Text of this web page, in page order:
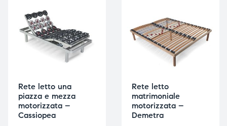
Rete letto una
piazza e mezza
motorizzata –
Cassiopea
Rete letto
matrimoniale
motorizzata –
Demetra